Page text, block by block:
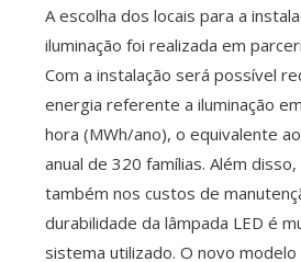
A escolha dos locais para a
iluminação foi realizada em
Com a instalação será possível
energia referente a iluminação
hora (MWh/ano), o equivalente
anual de 320 famílias. Além
também nos custos de
durabilidade da lâmpada LED é
sistema utilizado. O novo